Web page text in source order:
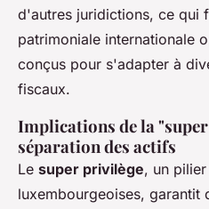
d'autres juridictions, ce qui
patrimoniale internationale
conçus pour s'adapter à
fiscaux.
Implications de la
séparation des actifs
Le super privilège, un
luxembourgeoises, garantit